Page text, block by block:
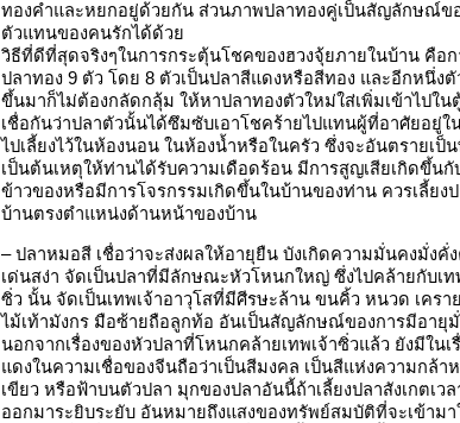
ทองคำและหยกอยู่ด้วยกัน ส่วนภาพปลาทองคู่เป็นสัญลักษณ์ข
ตัวแทนของคนรักได้ด้วย
วิธีที่ดีที่สุดจริงๆในการกระตุ้นโชคของฮวงจุ้ยภายในบ้าน คือก
ปลาทอง 9 ตัว โดย 8 ตัวเป็นปลาสีแดงหรือสีทอง และอีกหนึ่ง
ขึ้นมาก็ไม่ต้องกลัดกลุ้ม ให้หาปลาทองตัวใหม่ใส่เพิ่มเข้าไปใน
เชื่อกันว่าปลาตัวนั้นได้ซึมซับเอาโชคร้ายไปแทนผู้ที่อาศัยอยู่
ไปเลี้ยงไว้ในห้องนอน ในห้องน้ำหรือในครัว ซึ่งจะอันตรายเป็
เป็นต้นเหตุให้ท่านได้รับความเดือดร้อน มีการสูญเสียเกิดขึ้น
ข้าวของหรือมีการโจรกรรมเกิดขึ้นในบ้านของท่าน ควรเลี้ยง
บ้านตรงตำแหน่งด้านหน้าของบ้าน
– ปลาหมอสี เชื่อว่าจะส่งผลให้อายุยืน บังเกิดความมั่นคงมั่งคั่
เด่นสง่า จัดเป็นปลาที่มีลักษณะหัวโหนกใหญ่ ซึ่งไปคล้ายกับเท
ซิ่ว นั้น จัดเป็นเทพเจ้าอาวุโสที่มีศีรษะล้าน ขนคิ้ว หนวด เคร
ไม้เท้ามังกร มือซ้ายถือลูกท้อ อันเป็นสัญลักษณ์ของการมีอา
นอกจากเรื่องของหัวปลาที่โหนกคล้ายเทพเจ้าซิ่วแล้ว ยังมีใน
แดงในความเชื่อของจีนถือว่าเป็นสีมงคล เป็นสีแห่งความกล้
เขียว หรือฟ้าบนตัวปลา มุกของปลาอันนี้ถ้าเลี้ยงปลาสังเกตเ
ออกมาระยิบระยับ อันหมายถึงแสงของทรัพย์สมบัติที่จะเข้าม